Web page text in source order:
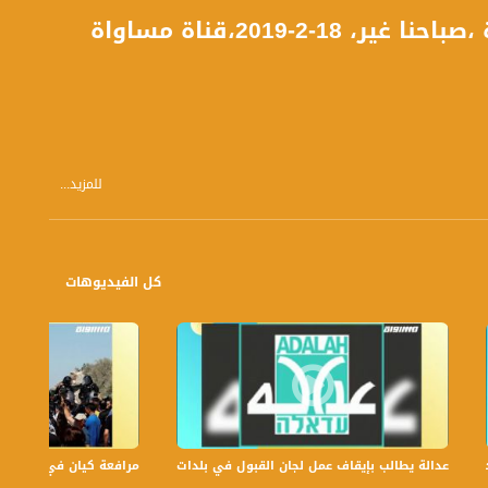
مساواة
للمزيد...
كل الفيديوهات
مرافعة كيان في الولايات
عدالة يطالب بإيقاف عمل لجان القبول في بلدات الجليل والنقب،الكاملة،صباحنا